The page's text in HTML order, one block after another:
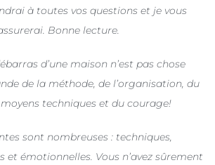
à toutes vos questions et je vous
Bonne lecture.
d’une maison n’est pas chose
de la méthode, de l’organisation, du
techniques et du courage!
sont nombreuses : techniques,
et émotionnelles. Vous n’avez sûrement